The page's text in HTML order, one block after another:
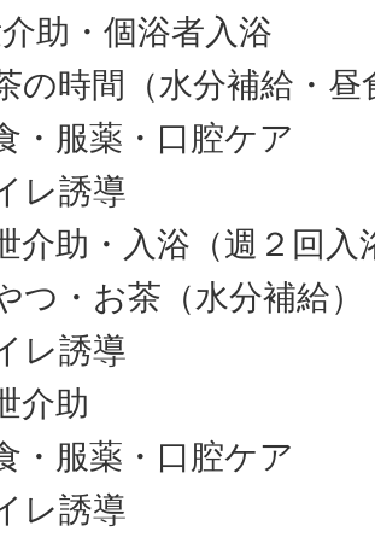
助・個浴者入浴
の時間（水分補給・昼
・服薬・口腔ケア
レ誘導
介助・入浴（週２回入
つ・お茶（水分補給）
レ誘導
介助
・服薬・口腔ケア
レ誘導